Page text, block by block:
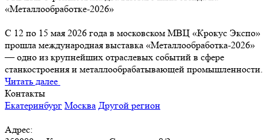
«Металлообработке-2026»
С 12 по 15 мая 2026 года в московском МВЦ «Крокус Экспо»
прошла международная выставка «Металлообработка-2026»
— одно из крупнейших отраслевых событий в сфере
станкостроения и металлообрабатывающей промышленности.
Читать далее
Контакты
Екатеринбург Москва Другой регион
Адрес: